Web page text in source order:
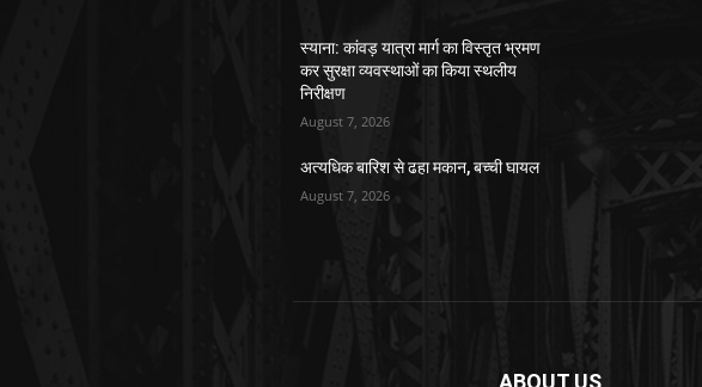
स्याना: कांवड़ यात्रा मार्ग का विस्तृत भ्रमण
कर सुरक्षा व्यवस्थाओं का किया स्थलीय
निरीक्षण
August 7, 2026
अत्यधिक बारिश से ढहा मकान, बच्ची घायल
August 7, 2026
ABOUT US